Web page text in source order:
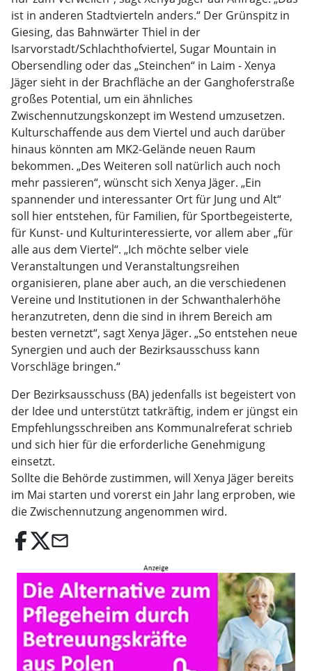
ist in anderen Stadtvierteln anders.“ Der Grünspitz in
Giesing, das Bahnwärter Thiel in der
Isarvorstadt/Schlachthofviertel, Sugar Mountain in
Obersendling oder das „Steinchen“ in Laim - Xenya
Jäger sieht in der Brachfläche an der Ganghoferstraße
großes Potential, um ein ähnliches
Zwischennutzungskonzept im Westend umzusetzen.
Kulturschaffende aus dem Viertel und auch darüber
hinaus könnten am MK2-Gelände neuen Raum
bekommen. „Des Weiteren soll natürlich auch noch
mehr passieren“, wünscht sich Xenya Jäger. „Ein
spannender und interessanter Ort für Jung und Alt“
soll hier entstehen, für Familien, für Sportbegeisterte,
für Kunst- und Kulturinteressierte, vor allem aber „für
alle aus dem Viertel“. „Ich möchte selber viele
Veranstaltungen und Veranstaltungsreihen
organisieren, plane aber auch, an die verschiedenen
Vereine und Institutionen in der Schwanthalerhöhe
heranzutreten, denn die sind in ihrem Bereich am
besten vernetzt“, sagt Xenya Jäger. „So entstehen neue
Synergien und auch der Bezirksausschuss kann
Vorschläge bringen.“
Der Bezirksausschuss (BA) jedenfalls ist begeistert von
der Idee und unterstützt tatkräftig, indem er jüngst ein
Empfehlungsschreiben ans Kommunalreferat schrieb
und sich hier für die erforderliche Genehmigung
einsetzt.
Sollte die Behörde zustimmen, will Xenya Jäger bereits
im Mai starten und vorerst ein Jahr lang erproben, wie
die Zwischennutzung angenommen wird.
email